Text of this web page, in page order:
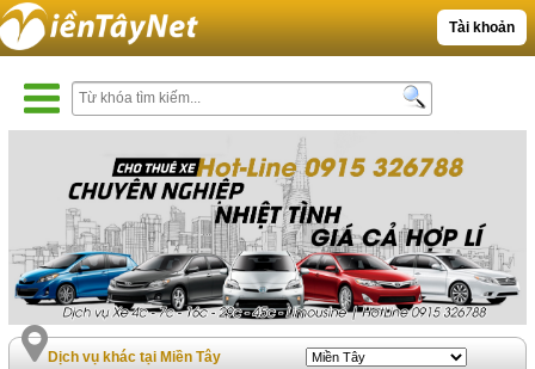
Tài khoản
Dịch vụ khác tại Miền Tây